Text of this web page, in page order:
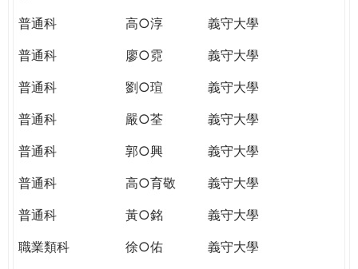
普通科
高○淳
義守大學
普通科
廖○霓
義守大學
普通科
劉○瑄
義守大學
普通科
嚴○荃
義守大學
普通科
郭○興
義守大學
普通科
高○育敬
義守大學
普通科
黃○銘
義守大學
職業類科
徐○佑
義守大學